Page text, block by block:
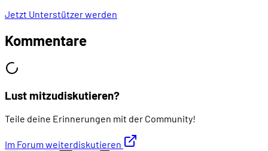
Jetzt Unterstützer werden
Kommentare
Lust mitzudiskutieren?
Teile deine Erinnerungen mit der Community!
Im Forum weiterdiskutieren